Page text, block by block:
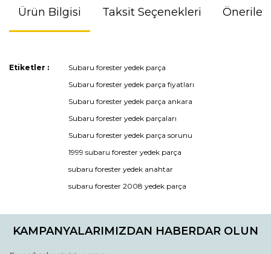
Ürün Bilgisi Taksit Seçenekleri
Bu ürünün fiyat bilgisi, resim, ürün açıklamalarında ve diğer
kullanarak tarafımıza iletebilirsiniz.
Görüş ve önerileriniz için teşekkür ederiz.
Etiketler :
Subaru forester yedek parça
Subaru forester yedek parça fiyatları
Subaru forester yedek parça ankara
Subaru forester yedek parçaları
Subaru forester yedek parça sorunu
1999 subaru forester yedek parça
subaru forester yedek anahtar
subaru forester 2008 yedek parça
KAMPANYALARIMIZDAN HABERDAR OLUN